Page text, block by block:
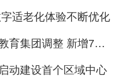
适老化体验不断优化
广州市白云区开展第二轮教育集团调整 新增7个教育集团和13个教育联盟
动建设首个区域中心